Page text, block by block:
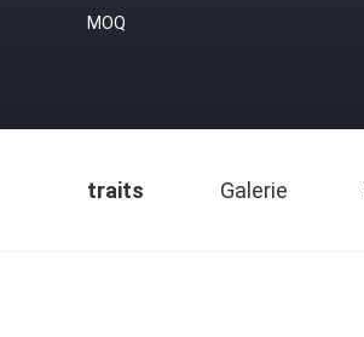
MOQ
traits Galerie